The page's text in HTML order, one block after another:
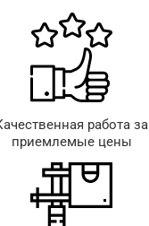
работа за
приемлемые цены